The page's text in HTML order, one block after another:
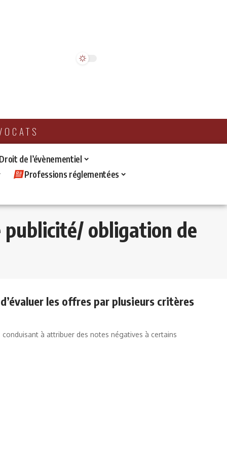
de l’évènementiel
Professions réglementées
obligation de
les offres par plusieurs critères
à attribuer des notes négatives à certains